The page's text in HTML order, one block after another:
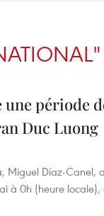
une période
Duc Luong
Miguel Díaz-Canel,
à 0h (heure